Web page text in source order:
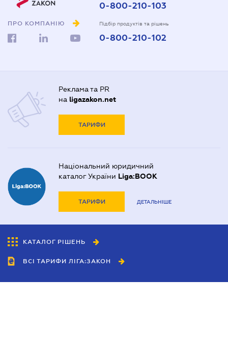
ПРО КОМПАНІЮ
0-800-210-103
Підбір продуктів та рішень
0-800-210-102
Реклама та PR
на ligazakon.net
ТАРИФИ
Національний юридичний
каталог України Liga:BOOK
ТАРИФИ ДЕТАЛЬНІШЕ
КАТАЛОГ РІШЕНЬ
ВСІ ТАРИФИ ЛІГА:ЗАКОН